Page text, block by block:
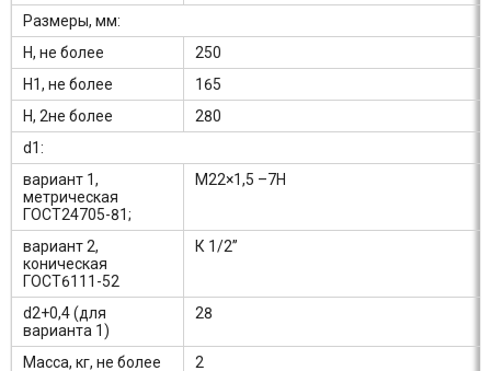
Размеры, мм:
H, не более
250
H1, не более
165
H, 2не более
280
d1:
вариант 1,
метрическая
ГОСТ24705-81;
М22×1,5 –7Н
вариант 2,
коническая
ГОСТ6111-52
К 1/2’’
d2+0,4 (для
варианта 1)
28
Масса, кг, не более 2